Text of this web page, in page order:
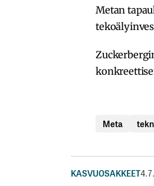
Metan
Meta
KASVUOSAKKEET